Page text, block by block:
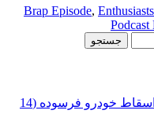
Brap Episode,
Podcast
راهنمای کامل مراحل و شرایط اسقاط خودرو فرسوده (14